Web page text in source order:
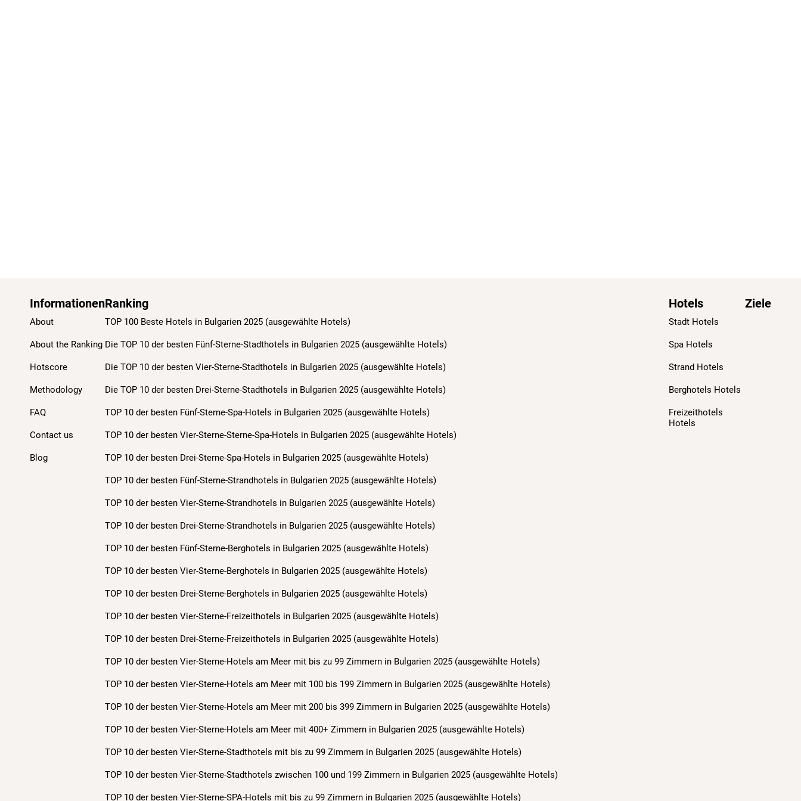
Informationen
About
About the Ranking
Hotscore
Methodology
FAQ
Contact us
Blog
Ranking
TOP 100 Beste Hotels in Bulgarien 2025 (ausgewählte Hotels)
Die TOP 10 der besten Fünf-Sterne-Stadthotels in Bulgarien 2025 (ausgewählte Hotels)
Die TOP 10 der besten Vier-Sterne-Stadthotels in Bulgarien 2025 (ausgewählte Hotels)
Die TOP 10 der besten Drei-Sterne-Stadthotels in Bulgarien 2025 (ausgewählte Hotels)
TOP 10 der besten Fünf-Sterne-Spa-Hotels in Bulgarien 2025 (ausgewählte Hotels)
TOP 10 der besten Vier-Sterne-Sterne-Spa-Hotels in Bulgarien 2025 (ausgewählte Hotels)
TOP 10 der besten Drei-Sterne-Spa-Hotels in Bulgarien 2025 (ausgewählte Hotels)
TOP 10 der besten Fünf-Sterne-Strandhotels in Bulgarien 2025 (ausgewählte Hotels)
TOP 10 der besten Vier-Sterne-Strandhotels in Bulgarien 2025 (ausgewählte Hotels)
TOP 10 der besten Drei-Sterne-Strandhotels in Bulgarien 2025 (ausgewählte Hotels)
TOP 10 der besten Fünf-Sterne-Berghotels in Bulgarien 2025 (ausgewählte Hotels)
TOP 10 der besten Vier-Sterne-Berghotels in Bulgarien 2025 (ausgewählte Hotels)
TOP 10 der besten Drei-Sterne-Berghotels in Bulgarien 2025 (ausgewählte Hotels)
TOP 10 der besten Vier-Sterne-Freizeithotels in Bulgarien 2025 (ausgewählte Hotels)
TOP 10 der besten Drei-Sterne-Freizeithotels in Bulgarien 2025 (ausgewählte Hotels)
TOP 10 der besten Vier-Sterne-Hotels am Meer mit bis zu 99 Zimmern in Bulgarien 2025 (ausgewählte Hotels)
TOP 10 der besten Vier-Sterne-Hotels am Meer mit 100 bis 199 Zimmern in Bulgarien 2025 (ausgewählte Hotels)
TOP 10 der besten Vier-Sterne-Hotels am Meer mit 200 bis 399 Zimmern in Bulgarien 2025 (ausgewählte Hotels)
TOP 10 der besten Vier-Sterne-Hotels am Meer mit 400+ Zimmern in Bulgarien 2025 (ausgewählte Hotels)
TOP 10 der besten Vier-Sterne-Stadthotels mit bis zu 99 Zimmern in Bulgarien 2025 (ausgewählte Hotels)
TOP 10 der besten Vier-Sterne-Stadthotels zwischen 100 und 199 Zimmern in Bulgarien 2025 (ausgewählte Hotels)
TOP 10 der besten Vier-Sterne-SPA-Hotels mit bis zu 99 Zimmern in Bulgarien 2025 (ausgewählte Hotels)
Hotels
Stadt Hotels
Spa Hotels
Strand Hotels
Berghotels Hotels
Freizeithotels
Hotels
Ziele